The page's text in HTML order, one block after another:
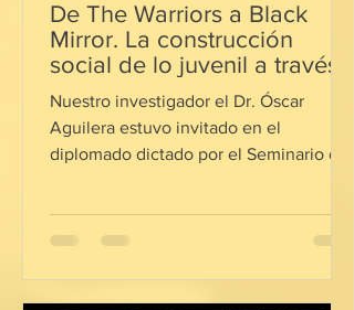
De The Warriors a Black
Mirror. La construcción
social de lo juvenil a través
del cine.
Nuestro investigador el Dr. Óscar
Aguilera estuvo invitado en el
diplomado dictado por el Seminario de